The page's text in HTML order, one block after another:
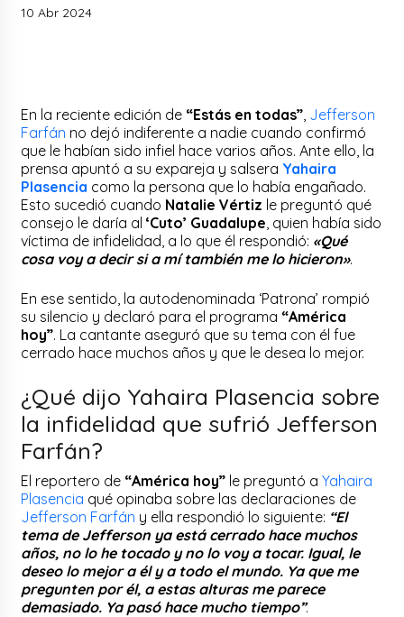
10 Abr 2024
En la reciente edición de “Estás en todas” Jefferson
Farfán no dejó indiferente a nadie cuando confirmó
que le habían sido infiel hace varios años. Ante ello, la
prensa apuntó a su expareja y salsera Yahaira
Plasencia como la persona que lo había engañado.
Esto sucedió cuando Natalie Vértiz le preguntó qué
consejo le daría al ‘Cuto’ Guadalupe , quien había sido
víctima de infidelidad, a lo que él respondió: «Qué
cosa voy a decir si a mí también me lo hicieron».
En ese sentido, la autodenominada ‘Patrona’ rompió
su silencio y declaró para el programa “América
hoy”. La cantante aseguró que su tema con él fue
cerrado hace muchos años y que le desea lo mejor.
¿Qué dijo Yahaira Plasencia sobre
la infidelidad que sufrió Jefferson
Farfán?
El reportero de “América hoy” le preguntó aYahaira
Plasencia qué opinaba sobre las declaraciones de
Jefferson Farfán y ella respondió lo siguiente: “El
tema de Jefferson ya está cerrado hace muchos
años, no lo he tocado y no lo voy a tocar. Igual, le
deseo lo mejor a él y a todo el mundo. Ya que me
pregunten por él, a estas alturas me parece
demasiado. Ya pasó hace mucho tiempo”.